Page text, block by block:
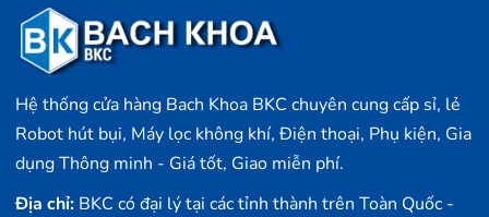
Dễ dàng sử dụng
khi lắp đặt, bạn có thể tự điều chỉnh vị trí của nó để theo dõi mọi
nơi.
Hệ thống cửa hàng Bach Khoa BKC chuyên cung cấp sỉ, lẻ
Robot hút bụi, Máy lọc không khí, Điện thoại, Phụ kiện, Gia
dụng Thông minh - Giá tốt, Giao miễn phí.
Địa chỉ: BKC có đại lý tại các tỉnh thành trên Toàn Quốc -